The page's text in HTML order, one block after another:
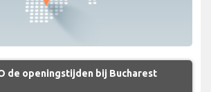
de openingstijden bij Bucharest